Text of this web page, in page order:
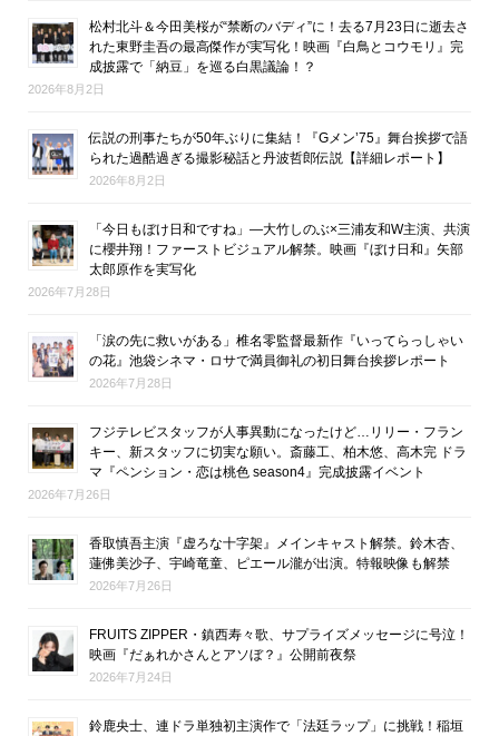
松村北斗＆今田美桜が“禁断のバディ”に！去る7月23日に逝去さ
れた東野圭吾の最高傑作が実写化！映画『白鳥とコウモリ』完
成披露で「納豆」を巡る白黒議論！？
2026年8月2日
伝説の刑事たちが50年ぶりに集結！『Gメン’75』舞台挨拶で語
られた過酷過ぎる撮影秘話と丹波哲郎伝説【詳細レポート】
2026年8月2日
「今日もぼけ日和ですね」―大竹しのぶ×三浦友和W主演、共演
に櫻井翔！ファーストビジュアル解禁。映画『ぼけ日和』矢部
太郎原作を実写化
2026年7月28日
「涙の先に救いがある」椎名零監督最新作『いってらっしゃい
の花』池袋シネマ・ロサで満員御礼の初日舞台挨拶レポート
2026年7月28日
フジテレビスタッフが人事異動になったけど…リリー・フラン
キー、新スタッフに切実な願い。斎藤工、柏木悠、高木完 ドラ
マ『ペンション・恋は桃色 season4』完成披露イベント
2026年7月26日
香取慎吾主演『虚ろな十字架』メインキャスト解禁。鈴木杏、
蓮佛美沙子、宇崎竜童、ピエール瀧が出演。特報映像も解禁
2026年7月26日
FRUITS ZIPPER・鎮西寿々歌、サプライズメッセージに号泣！
映画『だぁれかさんとアソぼ？』公開前夜祭
2026年7月24日
鈴鹿央士、連ドラ単独初主演作で「法廷ラップ」に挑戦！稲垣